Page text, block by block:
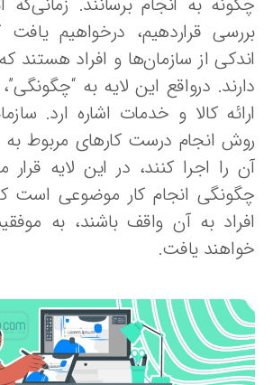
قراردهیم، درخواهیم یافت که
از سازمان‌ها و افراد هستند که در
درواقع این لایه به “چگونگی”،
کالا و خدمات اشاره ارد.
انجام درست کارهای مربوط به خود
را اجرا کنند، در این لایه قرار
انجام کار موضوعی است که
به آن واقف باشند، به
یافت.